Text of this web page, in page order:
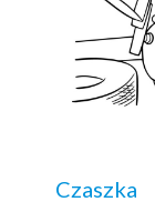
Czaszka